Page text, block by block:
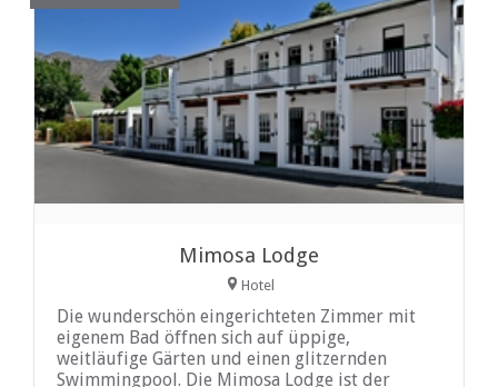
Mimosa Lodge
Hotel
Die wunderschön eingerichteten Zimmer mit
eigenem Bad öffnen sich auf üppige,
weitläufige Gärten und einen glitzernden
Swimmingpool. Die Mimosa Lodge ist der